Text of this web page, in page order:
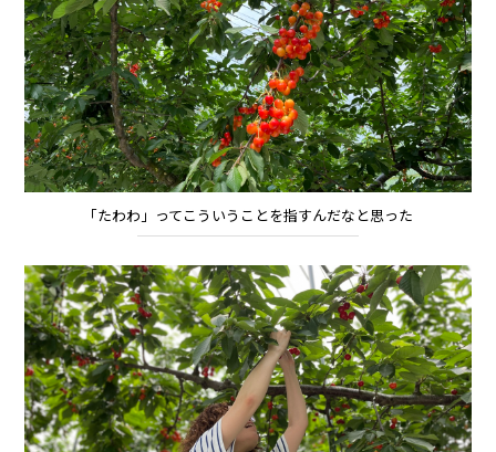
「たわわ」ってこういうことを指すんだなと思った